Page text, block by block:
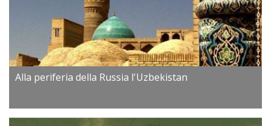
Alla periferia della Russia l'Uzbekistan